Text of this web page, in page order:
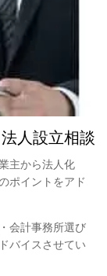
人設立相談
主から法人化
ポイントをアド
会計事務所選び
バイスさせてい